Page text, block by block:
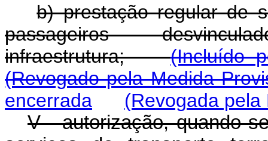
b) prestação regular de
passageiros
infraestrutura;(Incluído
(Revogado pela Medida
encerrada
(Revogada pela
V - autorização, quando